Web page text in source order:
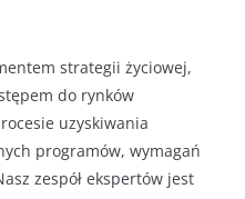
strategii życiowej,
do rynków
uzyskiwania
programów, wymagań
zespół ekspertów jest